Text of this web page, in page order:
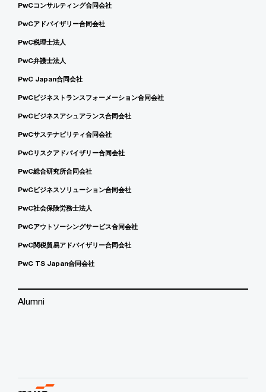
PwCコンサルティング合同会社
PwCアドバイザリー合同会社
PwC税理士法人
PwC弁護士法人
PwC Japan合同会社
PwCビジネストランスフォーメーション合同会社
PwCビジネスアシュアランス合同会社
PwCサステナビリティ合同会社
PwCリスクアドバイザリー合同会社
PwC総合研究所合同会社
PwCビジネスソリューション合同会社
PwC社会保険労務士法人
PwCアウトソーシングサービス合同会社
PwC関税貿易アドバイザリー合同会社
PwC TS Japan合同会社
Alumni